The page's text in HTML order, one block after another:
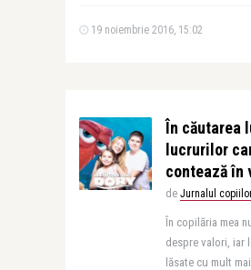
19 noiembrie 2016, 15:02
În căutarea
lucrurilor
contează în
de Jurnalul
În copilăria mea
despre valori, iar
lăsate cu mult